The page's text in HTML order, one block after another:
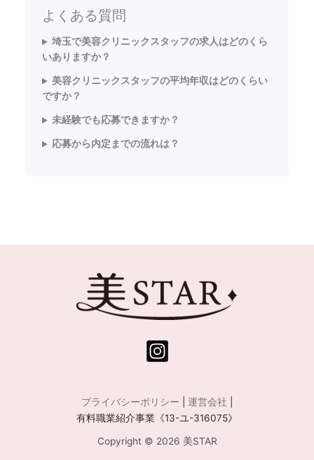
よくある質問
埼玉で美容クリニックスタッフの求人はどのくら
いありますか？
美容クリニックスタッフの平均年収はどのくらい
ですか？
未経験でも応募できますか？
応募から内定までの流れは？
プライバシーポリシー 運営会社
有料職業紹介事業《13-ユ-316075》
Copyright © 2026 美STAR